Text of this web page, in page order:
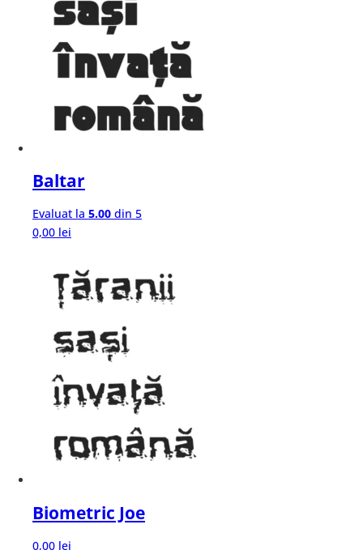
Baltar
Evaluat la 5.00 din 5
0,00 lei
Biometric Joe
0,00 lei